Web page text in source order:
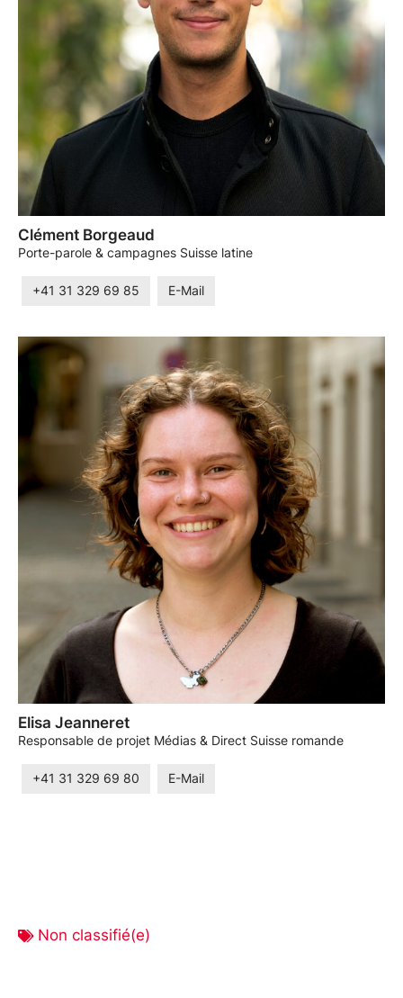
Clément Borgeaud
Porte-parole & campagnes Suisse latine
+41 31 329 69 85 E-Mail
Elisa Jeanneret
Responsable de projet Médias & Direct Suisse romande
+41 31 329 69 80 E-Mail
Non classifié(e)